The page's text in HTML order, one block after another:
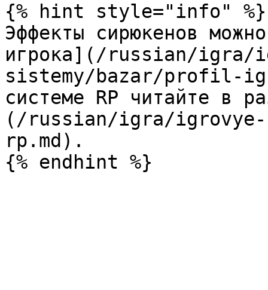
{% hint style="info" %}
Эффекты сирюкенов
игрока](/russian/igra/
sistemy/bazar/profil-
системе RP читайте в
(/russian/igra/
rp.md).